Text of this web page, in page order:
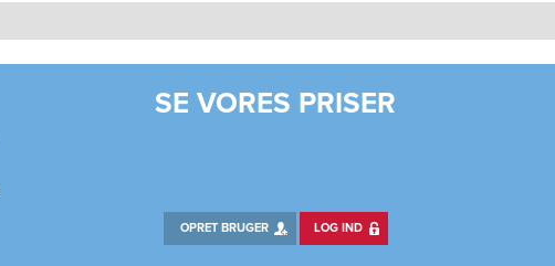
SE VORES PRISER
OPRET BRUGER LOG IND